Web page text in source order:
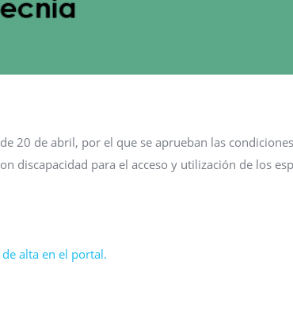
20 de abril, por el que se aprueban las condiciones
discapacidad para el acceso y utilización de los
alta en el portal.